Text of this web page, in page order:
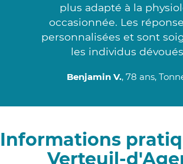
plus adapté à la
occasionnée. Les
personnalisées et sont
les individus
Benjamin V., 78 ans,
Informations
Verteuil-